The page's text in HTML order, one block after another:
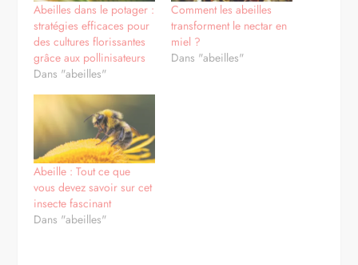
Abeilles dans le potager :
stratégies efficaces pour
des cultures florissantes
grâce aux pollinisateurs
Dans "abeilles"
Comment les abeilles
transforment le nectar en
miel ?
Dans "abeilles"
Abeille : Tout ce que
vous devez savoir sur cet
insecte fascinant
Dans "abeilles"